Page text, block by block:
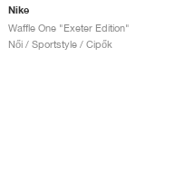
Nike
Waffle One "Exeter Edition"
Női / Sportstyle / Cipők